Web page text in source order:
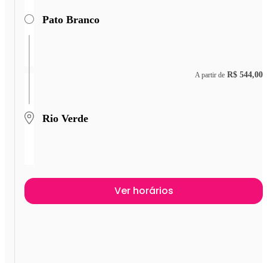
Pato Branco
Rio Verde
A partir de R$ 544,00
Ver horários